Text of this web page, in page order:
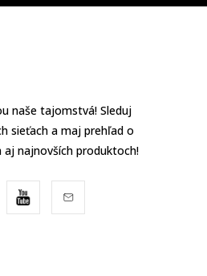
naše tajomstvá! Sleduj
sieťach a maj prehľad o
aj najnovších produktoch!